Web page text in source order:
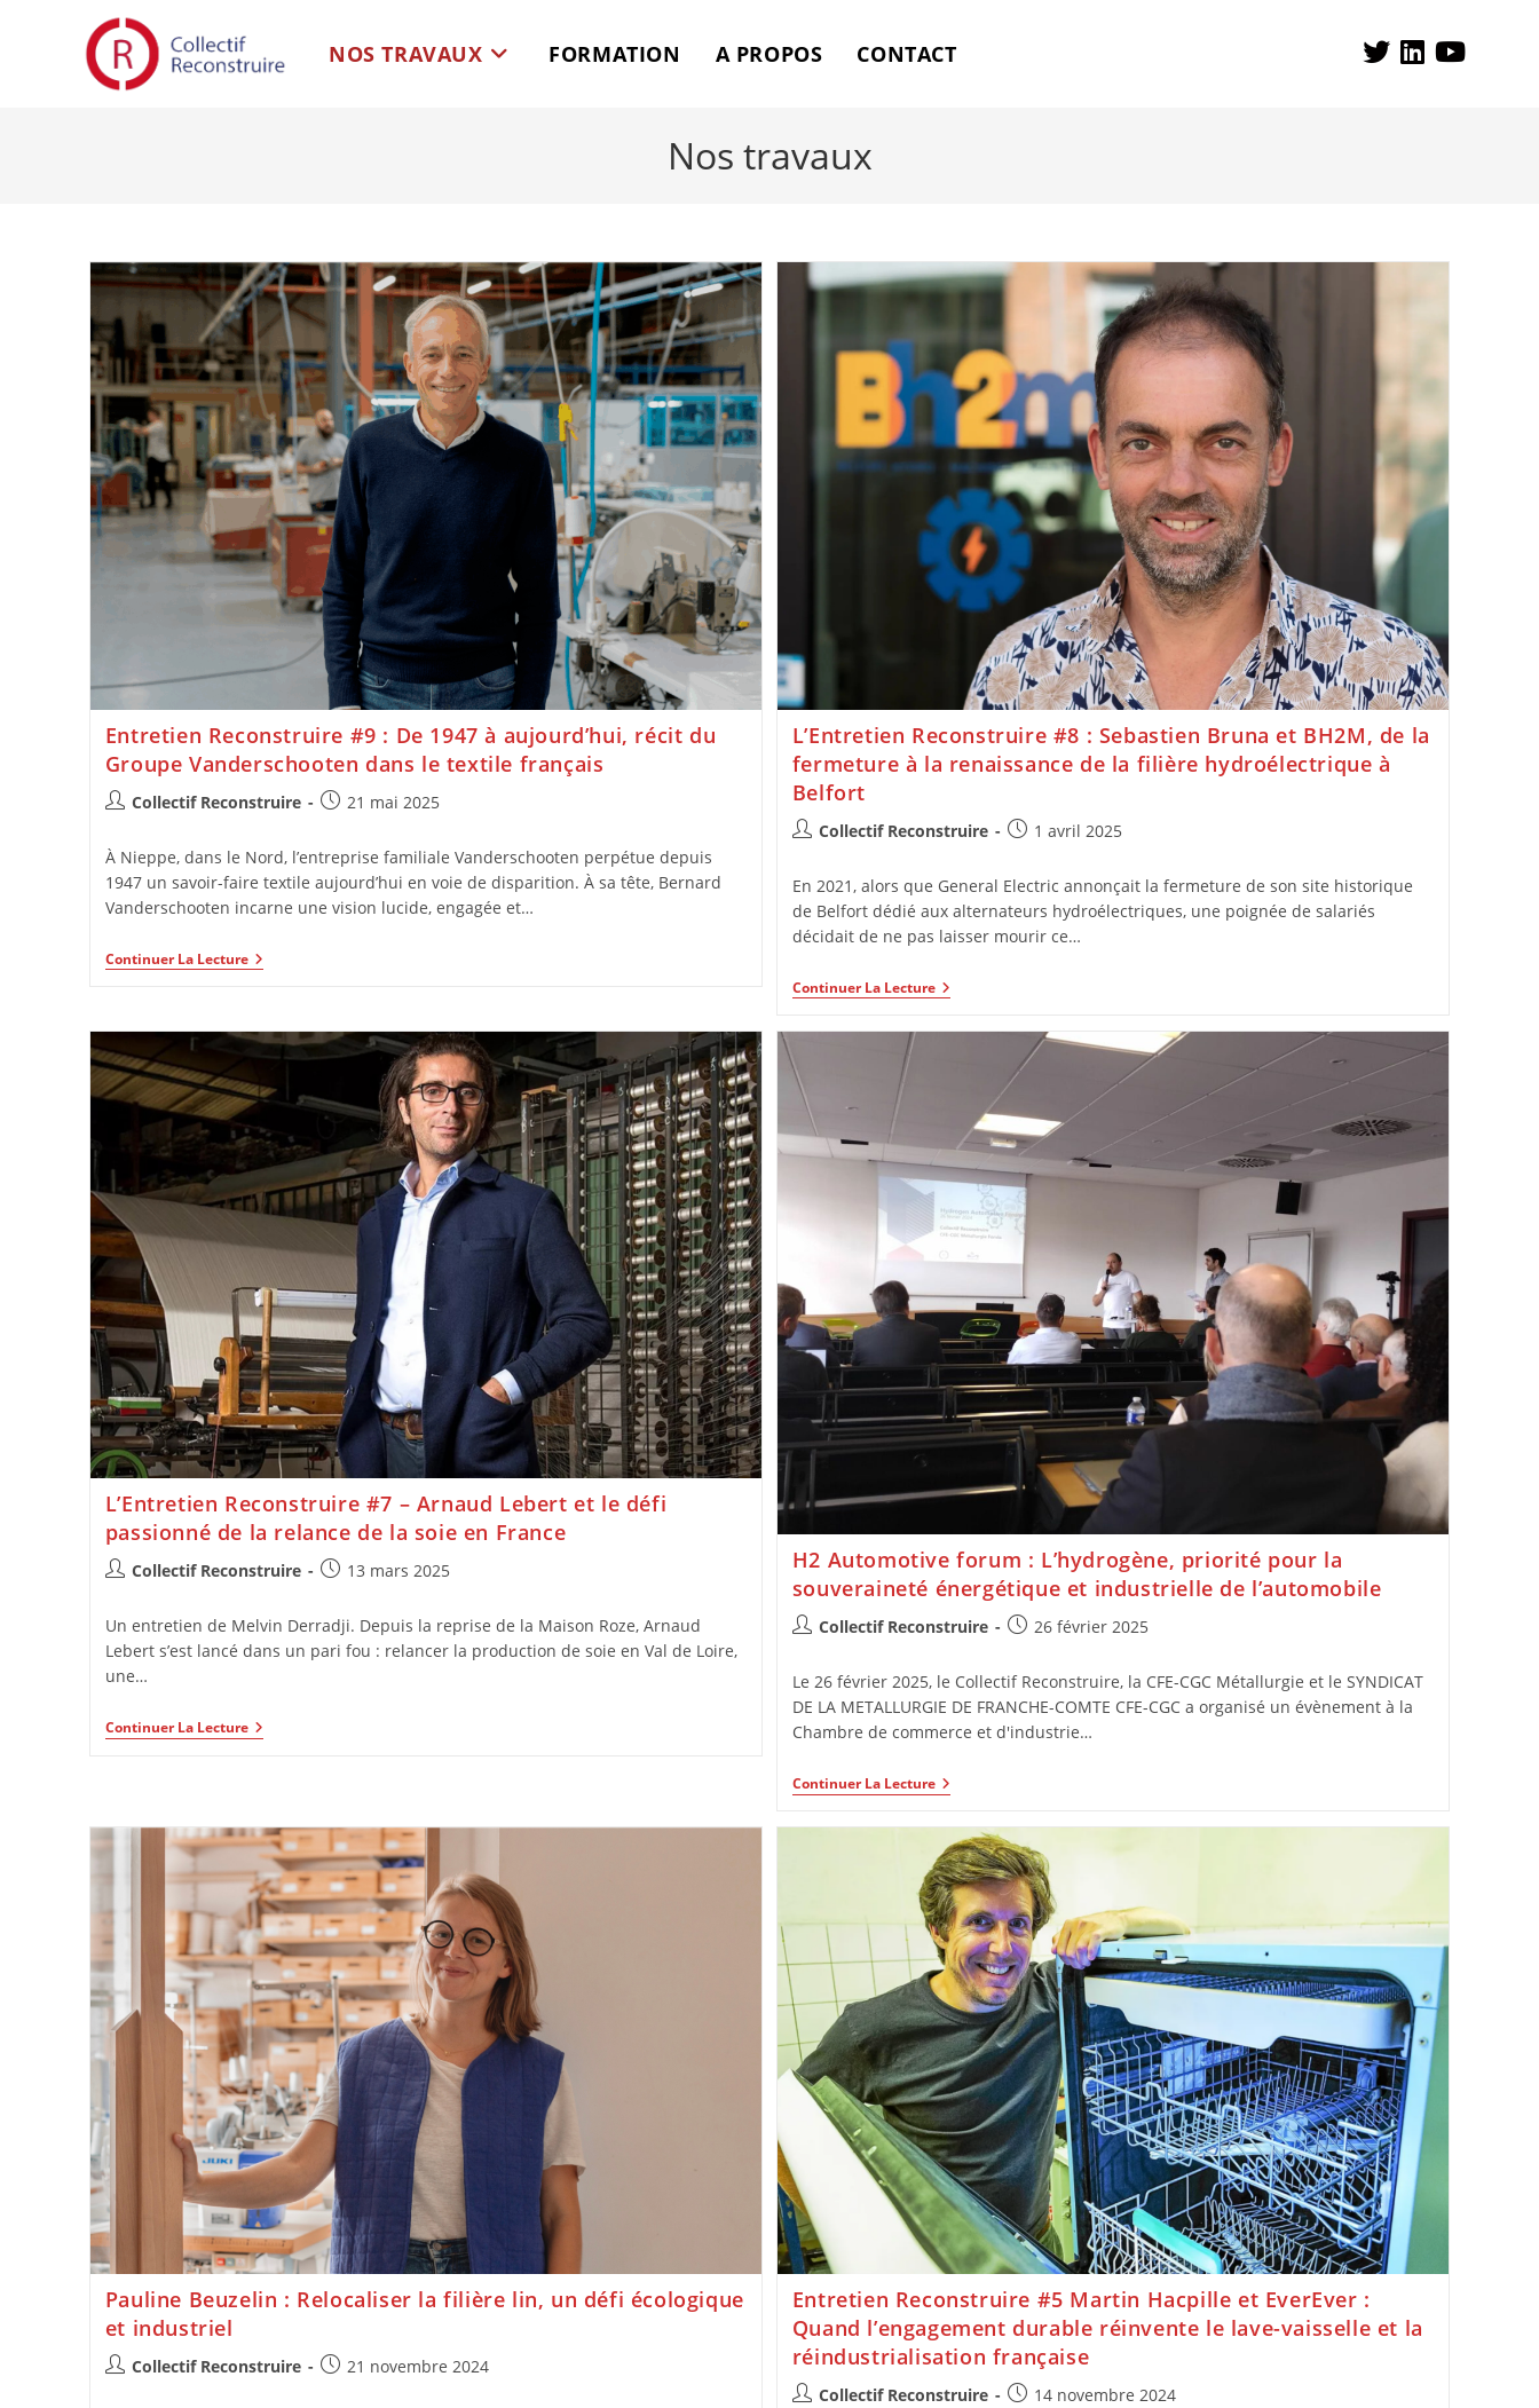
NOS TRAVAUX FORMATION A PROPOS CONTACT
Nos travaux
Entretien Reconstruire #9 : De 1947 à aujourd’hui, récit du
Groupe Vanderschooten dans le textile français
Collectif Reconstruire 21 mai 2025
À Nieppe, dans le Nord, l’entreprise familiale Vanderschooten perpétue depuis
1947 un savoir-faire textile aujourd’hui en voie de disparition. À sa tête, Bernard
Vanderschooten incarne une vision lucide, engagée et…
Continuer La Lecture
L’Entretien Reconstruire #8 : Sebastien Bruna et BH2M, de la
fermeture à la renaissance de la filière hydroélectrique à
Belfort
Collectif Reconstruire 1 avril 2025
En 2021, alors que General Electric annonçait la fermeture de son site historique
de Belfort dédié aux alternateurs hydroélectriques, une poignée de salariés
décidait de ne pas laisser mourir ce…
Continuer La Lecture
L’Entretien Reconstruire #7 – Arnaud Lebert et le défi
passionné de la relance de la soie en France
Collectif Reconstruire 13 mars 2025
Un entretien de Melvin Derradji. Depuis la reprise de la Maison Roze, Arnaud
Lebert s’est lancé dans un pari fou : relancer la production de soie en Val de Loire,
une…
Continuer La Lecture
H2 Automotive forum : L’hydrogène, priorité pour la
souveraineté énergétique et industrielle de l’automobile
Collectif Reconstruire 26 février 2025
Le 26 février 2025, le Collectif Reconstruire, la CFE-CGC Métallurgie et le SYNDICAT
DE LA METALLURGIE DE FRANCHE-COMTE CFE-CGC a organisé un évènement à la
Chambre de commerce et d'industrie…
Continuer La Lecture
Pauline Beuzelin : Relocaliser la filière lin, un défi écologique
et industriel
Collectif Reconstruire 21 novembre 2024
Entretien Reconstruire #5 Martin Hacpille et EverEver :
Quand l’engagement durable réinvente le lave-vaisselle et la
réindustrialisation française
Collectif Reconstruire 14 novembre 2024